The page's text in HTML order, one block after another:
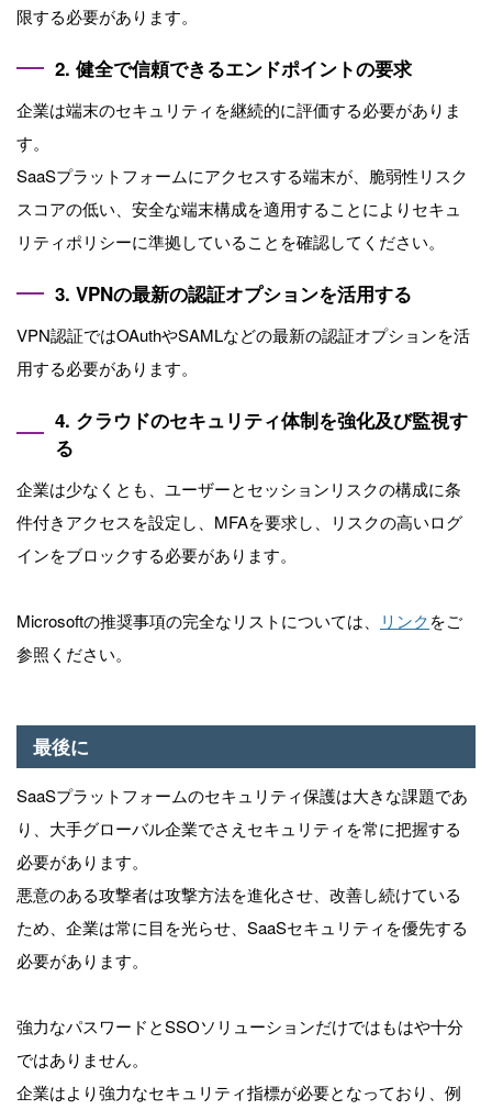
限する必要があります。
2. 健全で信頼できるエンドポイントの要求
企業は端末のセキュリティを継続的に評価する必要がありま
す。
SaaSプラットフォームにアクセスする端末が、脆弱性リスク
スコアの低い、安全な端末構成を適用することによりセキュ
リティポリシーに準拠していることを確認してください。
3. VPNの最新の認証オプションを活用する
VPN認証ではOAuthやSAMLなどの最新の認証オプションを活
用する必要があります。
4. クラウドのセキュリティ体制を強化及び監視す
る
企業は少なくとも、ユーザーとセッションリスクの構成に条
件付きアクセスを設定し、MFAを要求し、リスクの高いログ
インをブロックする必要があります。
Microsoftの推奨事項の完全なリストについては、 リンクをご
参照ください。
最後に
SaaSプラットフォームのセキュリティ保護は大きな課題であ
り、大手グローバル企業でさえセキュリティを常に把握する
必要があります。
悪意のある攻撃者は攻撃方法を進化させ、改善し続けている
ため、企業は常に目を光らせ、SaaSセキュリティを優先する
必要があります。
強力なパスワードとSSOソリューションだけではもはや十分
ではありません。
企業はより強力なセキュリティ指標が必要となっており、例